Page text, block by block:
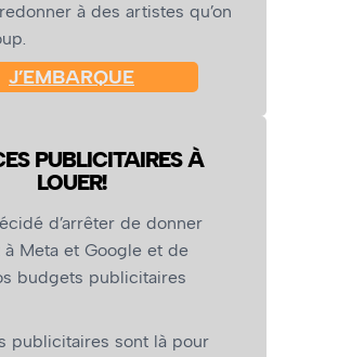
à des artistes qu’on
J’EMBARQUE
PUBLICITAIRES À
LOUER!
d’arrêter de donner
Meta et Google et de
budgets publicitaires
publicitaires sont là pour